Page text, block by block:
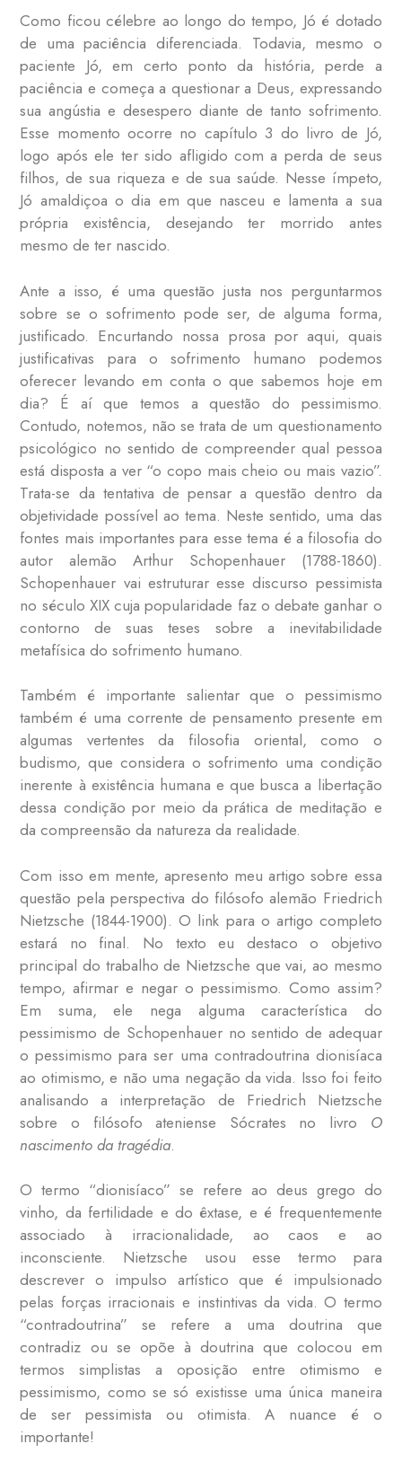
Como ficou célebre ao longo do tempo, Jó é dotado
de uma paciência diferenciada. Todavia, mesmo o
paciente Jó, em certo ponto da história, perde a
paciência e começa a questionar a Deus, expressando
sua angústia e desespero diante de tanto sofrimento.
Esse momento ocorre no capítulo 3 do livro de Jó,
logo após ele ter sido afligido com a perda de seus
filhos, de sua riqueza e de sua saúde. Nesse ímpeto,
Jó amaldiçoa o dia em que nasceu e lamenta a sua
própria existência, desejando ter morrido antes
mesmo de ter nascido.
Ante a isso, é uma questão justa nos perguntarmos
sobre se o sofrimento pode ser, de alguma forma,
justificado. Encurtando nossa prosa por aqui, quais
justificativas para o sofrimento humano podemos
oferecer levando em conta o que sabemos hoje em
dia? É aí que temos a questão do pessimismo.
Contudo, notemos, não se trata de um questionamento
psicológico no sentido de compreender qual pessoa
está disposta a ver “o copo mais cheio ou mais vazio”.
Trata-se da tentativa de pensar a questão dentro da
objetividade possível ao tema. Neste sentido, uma das
fontes mais importantes para esse tema é a filosofia do
autor alemão Arthur Schopenhauer (1788-1860).
Schopenhauer vai estruturar esse discurso pessimista
no século XIX cuja popularidade faz o debate ganhar o
contorno de suas teses sobre a inevitabilidade
metafísica do sofrimento humano.
Também é importante salientar que o pessimismo
também é uma corrente de pensamento presente em
algumas vertentes da filosofia oriental, como o
budismo, que considera o sofrimento uma condição
inerente à existência humana e que busca a libertação
dessa condição por meio da prática de meditação e
da compreensão da natureza da realidade.
Com isso em mente, apresento meu artigo sobre essa
questão pela perspectiva do filósofo alemão Friedrich
Nietzsche (1844-1900). O link para o artigo completo
estará no final. No texto eu destaco o objetivo
principal do trabalho de Nietzsche que vai, ao mesmo
tempo, afirmar e negar o pessimismo. Como assim?
Em suma, ele nega alguma característica do
pessimismo de Schopenhauer no sentido de adequar
o pessimismo para ser uma contradoutrina dionisíaca
ao otimismo, e não uma negação da vida. Isso foi feito
analisando a interpretação de Friedrich Nietzsche
sobre o filósofo ateniense Sócrates no livro O
nascimento da tragédia.
O termo “dionisíaco” se refere ao deus grego do
vinho, da fertilidade e do êxtase, e é frequentemente
associado à irracionalidade, ao caos e ao
inconsciente. Nietzsche usou esse termo para
descrever o impulso artístico que é impulsionado
pelas forças irracionais e instintivas da vida. O termo
“contradoutrina” se refere a uma doutrina que
contradiz ou se opõe à doutrina que colocou em
termos simplistas a oposição entre otimismo e
pessimismo, como se só existisse uma única maneira
de ser pessimista ou otimista. A nuance é o
importante!